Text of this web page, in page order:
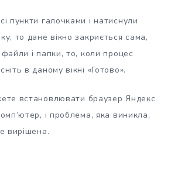
пункти галочками і натиснули
то дане вікно закриється сама,
і папки, то, коли процес
в даному вікні «Готово».
встановлювати браузер Яндекс
і проблема, яка виникла,
вирішена.